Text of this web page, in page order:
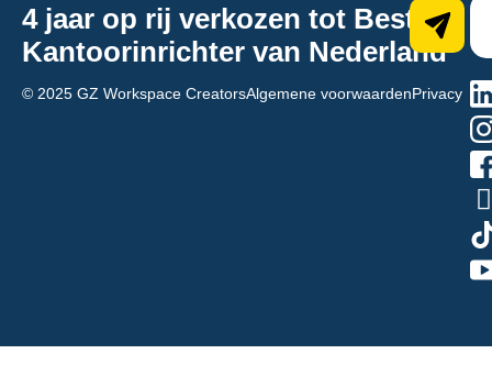
4 jaar op rij verkozen tot Beste
Kantoorinrichter van Nederland
© 2025 GZ Workspace CreatorsAlgemene voorwaardenPrivacy